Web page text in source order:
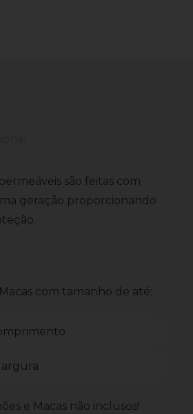
são feitas com
geração proporcionando
com tamanho de até:
e Macas não inclusos!